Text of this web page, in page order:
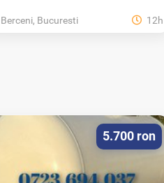
Berceni, Bucuresti 12h
5.700 ron